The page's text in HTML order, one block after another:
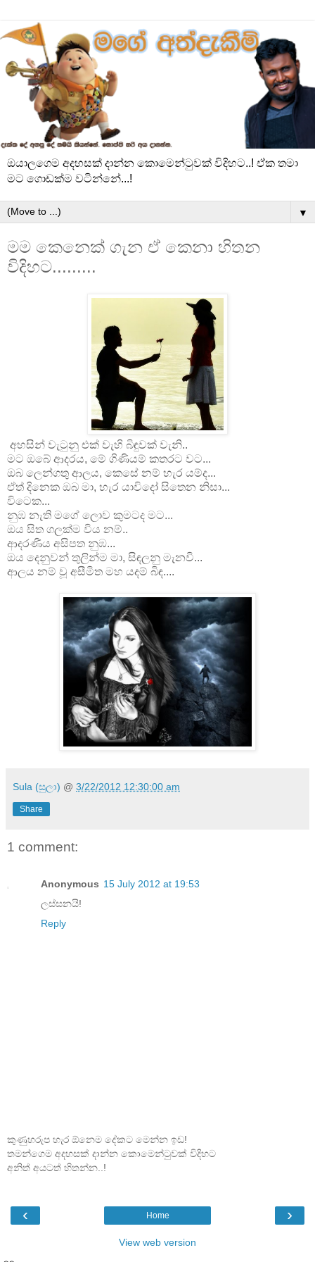
ඔයාලගෙම අදහසක් දාන්න කොමෙන්ටුවක් විදිහට..! ඒක තමා
මට ගොඩක්ම වටින්නේ...!
▼
මම කෙනෙක් ගැන ඒ කෙනා හිතන
විදිහට.........
අහසින් වැටුනු එක් වැහි බිඳුවක් වැනි..
මට ඔබේ ආදරය, මේ ගිණියම් කතරට වට...
ඔබ ලෙන්ගතු ආලය, කෙසේ නම් හැර යම්ද...
ඒත් දිනෙක ඔබ මා, හැර යාවිදෝ සිතෙන නිසා...
විටෙක...
නුඹ නැති මගේ ලොව කුමටද මට...
ඔය සිත ගලක්ම විය නම්..
ආදරණිය අසිපත නුඹ...
ඔය දෙනුවන් තුලින්ම මා, සිඳලනු මැනවි...
ආලය නම් වූ අසීමිත මහ යදම් බිඳ....
Sula (සුලා) @ 3/22/2012 12:30:00 am
Share
1 comment:
Anonymous 15 July 2012 at 19:53
ලස්සනයි!
Reply
කුණුහරුප හැර ඕනෙම දේකට මෙන්න ඉඩ!
තමන්ගෙම අදහසක් දාන්න කොමෙන්ටුවක් විදිහට
අනිත් අයටත් හිතන්න..!
‹ ›
Home
View web version